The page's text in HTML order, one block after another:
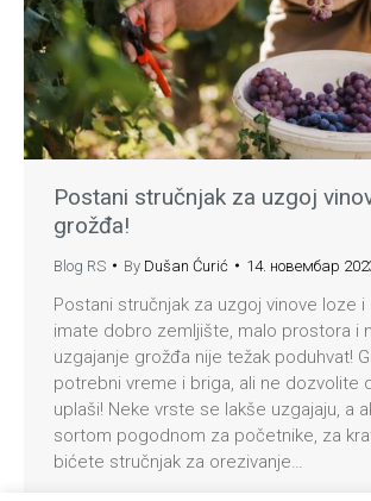
Postani stručnjak za uzgoj
grožđa!
Blog RS By Dušan Ćurić 14. новембар
Postani stručnjak za uzgoj vinove loze
imate dobro zemljište, malo prostora i
uzgajanje grožđa nije težak poduhvat!
potrebni vreme i briga, ali ne dozvolite
uplaši! Neke vrste se lakše uzgajaju, a
sortom pogodnom za početnike, za
bićete stručnjak za orezivanje…